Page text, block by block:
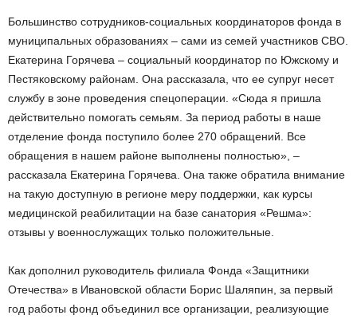
Большинство сотрудников-социальных координаторов фонда в
муниципальных образованиях – сами из семей участников СВО.
Екатерина Горячева – социальный координатор по Южскому и
Пестяковскому районам. Она рассказала, что ее супруг несет
службу в зоне проведения спецоперации. «Сюда я пришла
действительно помогать семьям. За период работы в наше
отделение фонда поступило более 270 обращений. Все
обращения в нашем районе выполнены полностью», –
рассказала Екатерина Горячева. Она также обратила внимание
на такую доступную в регионе меру поддержки, как курсы
медицинской реабилитации на базе санатория «Решма»:
отзывы у военнослужащих только положительные.
Как дополнил руководитель филиала Фонда «Защитники
Отечества» в Ивановской области Борис Шаляпин, за первый
год работы фонд объединил все организации, реализующие